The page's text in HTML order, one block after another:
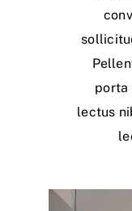
porta
lectus